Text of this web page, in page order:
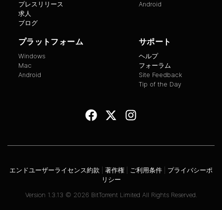
プレスリリース
求人
ブログ
Android
プラットフォーム
Windows
Mac
Android
サポート
ヘルプ
フォーラム
Site Feedback
Tip of the Day
Version 1.3.13 © 2026 BitTorrent Limited All Rights Reserved.
エンドユーザーライセンス約款 著作権 ご利用条件
プライバシーポ
リシー